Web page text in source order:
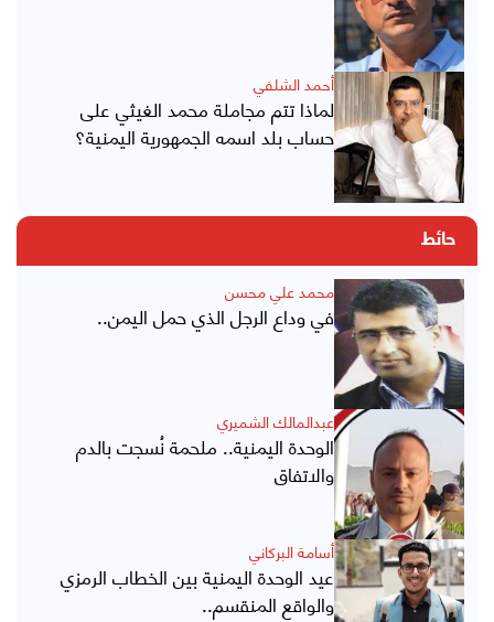
أحمد الشلفي
لماذا تتم مجاملة محمد الغيثي على
حساب بلد اسمه الجمهورية اليمنية؟
حائط
محمد علي محسن
في وداع الرجل الذي حمل اليمن..
عبدالمالك الشميري
الوحدة اليمنية.. ملحمة نُسجت بالدم
والاتفاق
أسامة البركاني
عيد الوحدة اليمنية بين الخطاب الرمزي
والواقع المنقسم..